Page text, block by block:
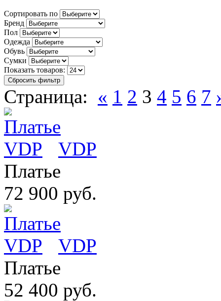
Сортировать по
Бренд
Пол
Одежда
Обувь
Сумки
Показать товаров:
Сбросить фильтр
Страница: « 1 2 3 4 5 6 7
VDP
Платье
72 900 руб.
VDP
Платье
52 400 руб.